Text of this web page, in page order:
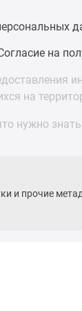
на
на
нужно знать
и прочие